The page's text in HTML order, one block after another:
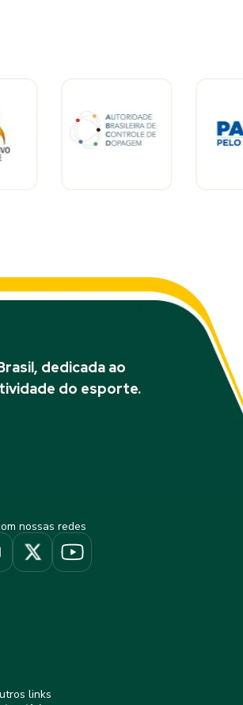
dedicada ao
do esporte.
nossas redes
links